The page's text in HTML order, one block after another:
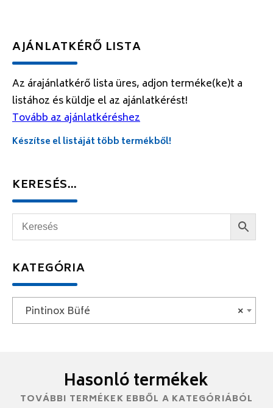
AJÁNLATKÉRŐ LISTA
Az árajánlatkérő lista üres, adjon terméke(ke)t a
listához és küldje el az ajánlatkérést!
Tovább az ajánlatkéréshez
Készítse el listáját több termékből!
KERESÉS…
KATEGÓRIA
×
Pintinox Büfé
Hasonló termékek
TOVÁBBI TERMÉKEK EBBŐL A KATEGÓRIÁBÓL